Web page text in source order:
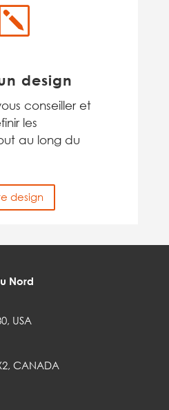
k
design
conseiller et
les
au long du
design
Nord
USA
CANADA